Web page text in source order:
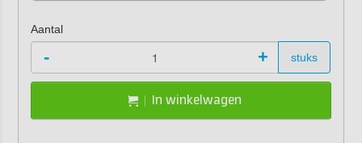
Aantal
- + stuks
In winkelwagen